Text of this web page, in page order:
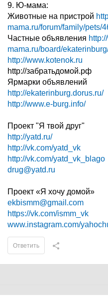
9. Ю-мама:
Животные на пристрой
mama.ru/forum/family/pets/
Частные объявления
mama.ru/board/
http://www.kotenok.ru
http://забратьдомой.рф
Ярмарки объявлений
http://ekaterinburg.dorus.ru/
http://www.e-burg.info/
Проект "Я твой друг"
http://yatd.ru/
http://vk.com/yatd_vk
http://vk.com/yatd_vk_blago
drug@yatd.ru
Проект «Я хочу домой»
ekbismm@gmail.com
https://vk.com/ismm_vk
www.instagram.com/
Ответить